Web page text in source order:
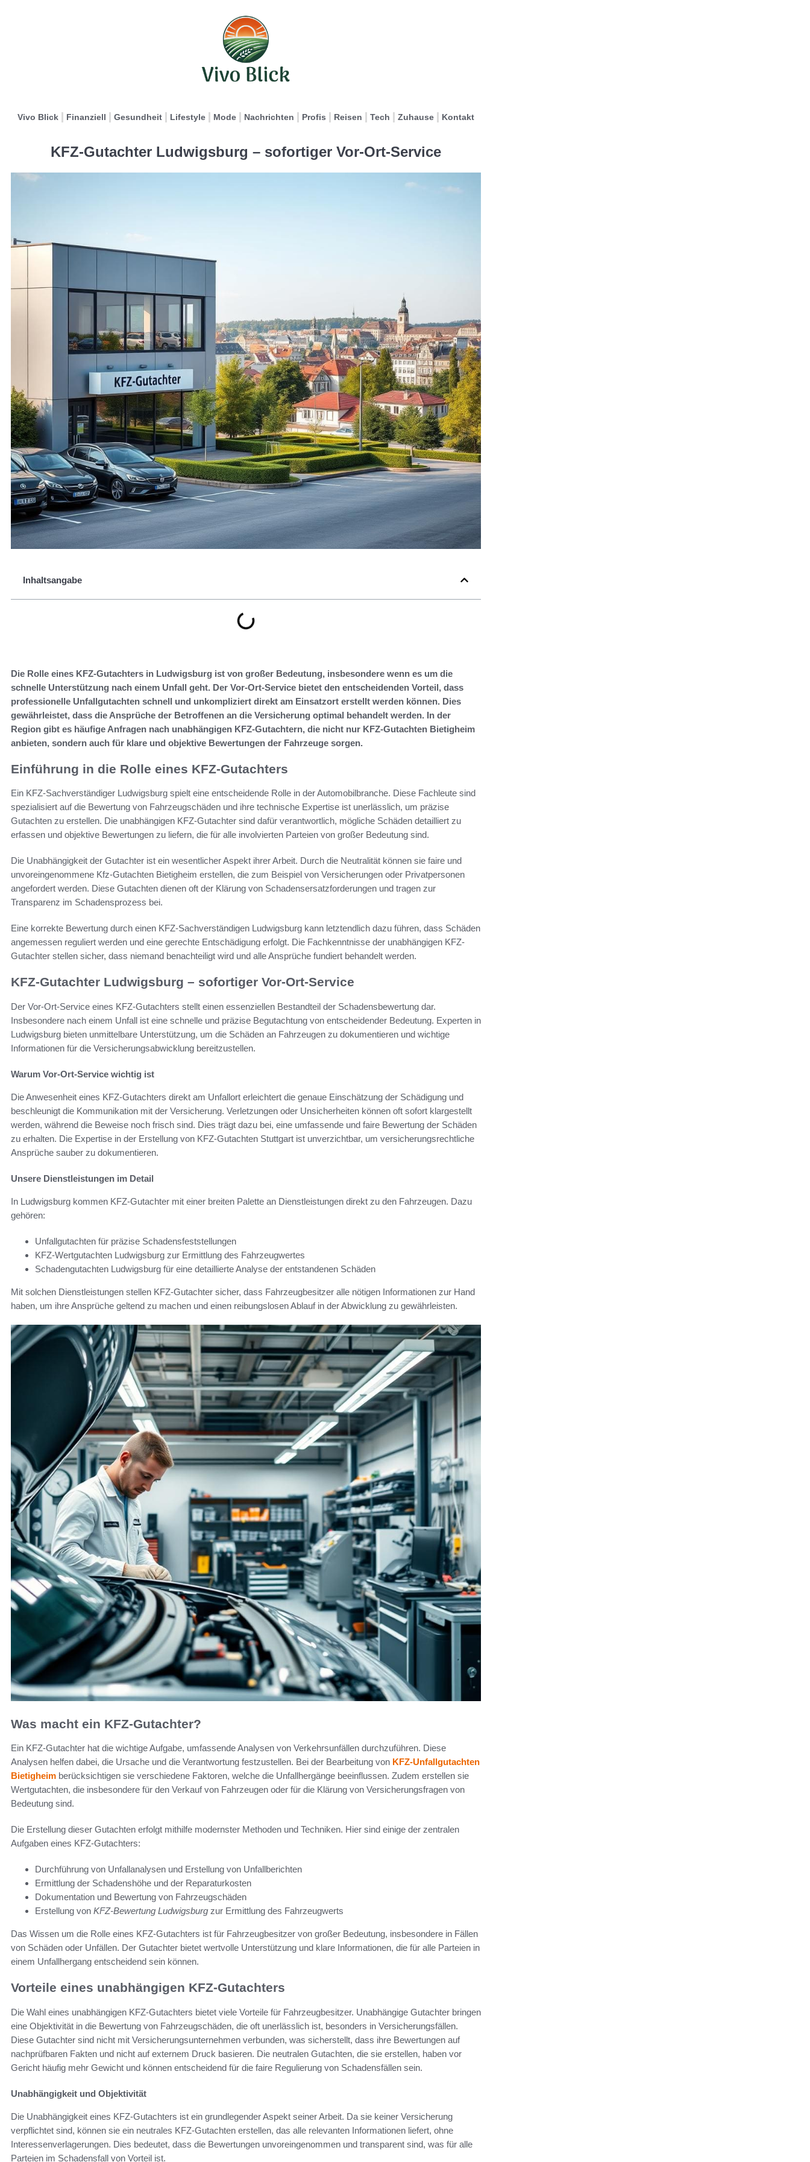
Vivo Blick Finanziell Gesundheit Lifestyle Mode Nachrichten Profis Reisen Tech Zuhause Kontakt
KFZ-Gutachter Ludwigsburg – sofortiger Vor-Ort-Service
Inhaltsangabe
Die Rolle eines KFZ-Gutachters in Ludwigsburg ist von großer Bedeutung, insbesondere wenn es um die
schnelle Unterstützung nach einem Unfall geht. Der Vor-Ort-Service bietet den entscheidenden Vorteil, dass
professionelle Unfallgutachten schnell und unkompliziert direkt am Einsatzort erstellt werden können. Dies
gewährleistet, dass die Ansprüche der Betroffenen an die Versicherung optimal behandelt werden. In der
Region gibt es häufige Anfragen nach unabhängigen KFZ-Gutachtern, die nicht nur KFZ-Gutachten Bietigheim
anbieten, sondern auch für klare und objektive Bewertungen der Fahrzeuge sorgen.
Einführung in die Rolle eines KFZ-Gutachters
Ein KFZ-Sachverständiger Ludwigsburg spielt eine entscheidende Rolle in der Automobilbranche. Diese Fachleute sind
spezialisiert auf die Bewertung von Fahrzeugschäden und ihre technische Expertise ist unerlässlich, um präzise
Gutachten zu erstellen. Die unabhängigen KFZ-Gutachter sind dafür verantwortlich, mögliche Schäden detailliert zu
erfassen und objektive Bewertungen zu liefern, die für alle involvierten Parteien von großer Bedeutung sind.
Die Unabhängigkeit der Gutachter ist ein wesentlicher Aspekt ihrer Arbeit. Durch die Neutralität können sie faire und
unvoreingenommene Kfz-Gutachten Bietigheim erstellen, die zum Beispiel von Versicherungen oder Privatpersonen
angefordert werden. Diese Gutachten dienen oft der Klärung von Schadensersatzforderungen und tragen zur
Transparenz im Schadensprozess bei.
Eine korrekte Bewertung durch einen KFZ-Sachverständigen Ludwigsburg kann letztendlich dazu führen, dass Schäden
angemessen reguliert werden und eine gerechte Entschädigung erfolgt. Die Fachkenntnisse der unabhängigen KFZ-
Gutachter stellen sicher, dass niemand benachteiligt wird und alle Ansprüche fundiert behandelt werden.
KFZ-Gutachter Ludwigsburg – sofortiger Vor-Ort-Service
Der Vor-Ort-Service eines KFZ-Gutachters stellt einen essenziellen Bestandteil der Schadensbewertung dar.
Insbesondere nach einem Unfall ist eine schnelle und präzise Begutachtung von entscheidender Bedeutung. Experten in
Ludwigsburg bieten unmittelbare Unterstützung, um die Schäden an Fahrzeugen zu dokumentieren und wichtige
Informationen für die Versicherungsabwicklung bereitzustellen.
Warum Vor-Ort-Service wichtig ist
Die Anwesenheit eines KFZ-Gutachters direkt am Unfallort erleichtert die genaue Einschätzung der Schädigung und
beschleunigt die Kommunikation mit der Versicherung. Verletzungen oder Unsicherheiten können oft sofort klargestellt
werden, während die Beweise noch frisch sind. Dies trägt dazu bei, eine umfassende und faire Bewertung der Schäden
zu erhalten. Die Expertise in der Erstellung von KFZ-Gutachten Stuttgart ist unverzichtbar, um versicherungsrechtliche
Ansprüche sauber zu dokumentieren.
Unsere Dienstleistungen im Detail
In Ludwigsburg kommen KFZ-Gutachter mit einer breiten Palette an Dienstleistungen direkt zu den Fahrzeugen. Dazu
gehören:
Unfallgutachten für präzise Schadensfeststellungen
KFZ-Wertgutachten Ludwigsburg zur Ermittlung des Fahrzeugwertes
Schadengutachten Ludwigsburg für eine detaillierte Analyse der entstandenen Schäden
Mit solchen Dienstleistungen stellen KFZ-Gutachter sicher, dass Fahrzeugbesitzer alle nötigen Informationen zur Hand
haben, um ihre Ansprüche geltend zu machen und einen reibungslosen Ablauf in der Abwicklung zu gewährleisten.
Was macht ein KFZ-Gutachter?
Ein KFZ-Gutachter hat die wichtige Aufgabe, umfassende Analysen von Verkehrsunfällen durchzuführen. Diese
Analysen helfen dabei, die Ursache und die Verantwortung festzustellen. Bei der Bearbeitung von KFZ-Unfallgutachten
Bietigheim berücksichtigen sie verschiedene Faktoren, welche die Unfallhergänge beeinflussen. Zudem erstellen sie
Wertgutachten, die insbesondere für den Verkauf von Fahrzeugen oder für die Klärung von Versicherungsfragen von
Bedeutung sind.
Die Erstellung dieser Gutachten erfolgt mithilfe modernster Methoden und Techniken. Hier sind einige der zentralen
Aufgaben eines KFZ-Gutachters:
Durchführung von Unfallanalysen und Erstellung von Unfallberichten
Ermittlung der Schadenshöhe und der Reparaturkosten
Dokumentation und Bewertung von Fahrzeugschäden
Erstellung von KFZ-Bewertung Ludwigsburg zur Ermittlung des Fahrzeugwerts
Das Wissen um die Rolle eines KFZ-Gutachters ist für Fahrzeugbesitzer von großer Bedeutung, insbesondere in Fällen
von Schäden oder Unfällen. Der Gutachter bietet wertvolle Unterstützung und klare Informationen, die für alle Parteien in
einem Unfallhergang entscheidend sein können.
Vorteile eines unabhängigen KFZ-Gutachters
Die Wahl eines unabhängigen KFZ-Gutachters bietet viele Vorteile für Fahrzeugbesitzer. Unabhängige Gutachter bringen
eine Objektivität in die Bewertung von Fahrzeugschäden, die oft unerlässlich ist, besonders in Versicherungsfällen.
Diese Gutachter sind nicht mit Versicherungsunternehmen verbunden, was sicherstellt, dass ihre Bewertungen auf
nachprüfbaren Fakten und nicht auf externem Druck basieren. Die neutralen Gutachten, die sie erstellen, haben vor
Gericht häufig mehr Gewicht und können entscheidend für die faire Regulierung von Schadensfällen sein.
Unabhängigkeit und Objektivität
Die Unabhängigkeit eines KFZ-Gutachters ist ein grundlegender Aspekt seiner Arbeit. Da sie keiner Versicherung
verpflichtet sind, können sie ein neutrales KFZ-Gutachten erstellen, das alle relevanten Informationen liefert, ohne
Interessenverlagerungen. Dies bedeutet, dass die Bewertungen unvoreingenommen und transparent sind, was für alle
Parteien im Schadensfall von Vorteil ist.